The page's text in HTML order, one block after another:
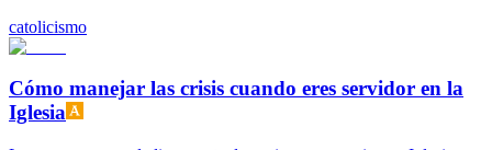
catolicismo
Cómo manejar las crisis cuando eres servidor en la
Iglesia